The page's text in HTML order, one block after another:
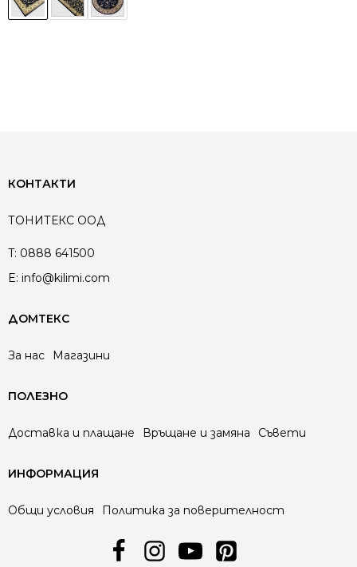
КОНТАКТИ
ТОНИТЕКС ООД
T: 0888 641500
E: info@kilimi.com
ДОМТЕКС
За нас Магазини
ПОЛЕЗНО
Доставка и плащане Връщане и замяна Съвети
ИНФОРМАЦИЯ
Общи условия Политика за поверителност